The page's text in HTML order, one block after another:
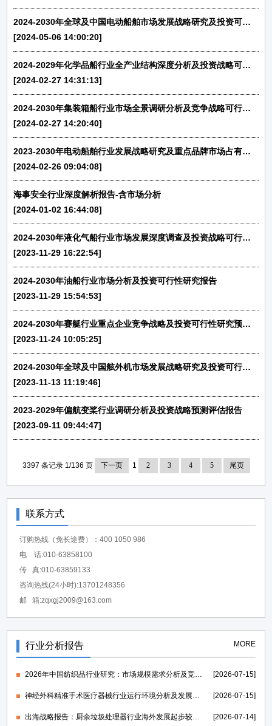
2024-2030年全球及中国电动船舶市场发展战略研究及投资可行性预测咨询报告
[2024-05-06 14:00:20]
2024-2029年化学品船行业全产业结构深度分析及投资战略可行性评估预测报告
[2024-02-27 14:31:13]
2024-2030年集装箱船行业市场全景调研分析及竞争战略可行性评估报告
[2024-02-27 14:20:40]
2023-2030年电动船舶行业发展战略研究及重点品牌市场占有率评估预测报告
[2024-02-26 09:04:08]
海事安全行业深度解析报告-含市场分析
[2024-01-02 16:44:08]
2024-2030年液化气船行业市场发展深度调查及投资战略可行性报告
[2023-11-29 16:22:54]
2024-2030年油船行业市场分析及投资可行性研究报告
[2023-11-29 15:54:53]
2024-2030年赛艇行业重点企业竞争战略及投资可行性研究预测报告
[2023-11-24 10:05:25]
2024-2030年全球及中国舷外机市场发展战略研究及投资可行性预测咨询报告
[2023-11-13 11:19:46]
2023-2029年偏航变桨行业调研分析及投资战略预测评估报告
[2023-09-11 09:44:47]
3397 条记录 1/136 页 下一页 1 2 3 4 5 尾页
联系方式
订购热线（免长途费）：400 1050 986
电 话:010-63858100
传 真:010-63859133
咨询热线(24小时):13701248356
邮 箱:zqxgj2009@163.com
行业分析报告 MORE
2026年中国纺织品行业研究：市场规模需求分析及竞争格局研究-中金企信发布 [2026-07-15]
神经外科精准手术医疗器械行业运行环境分析及发展策略研究报告-中金企信发布 [2026-07-15]
出海战略报告：厨余垃圾处理器行业海外发展起步较早，行业成熟度高-中金企信发布 [2026-07-14]